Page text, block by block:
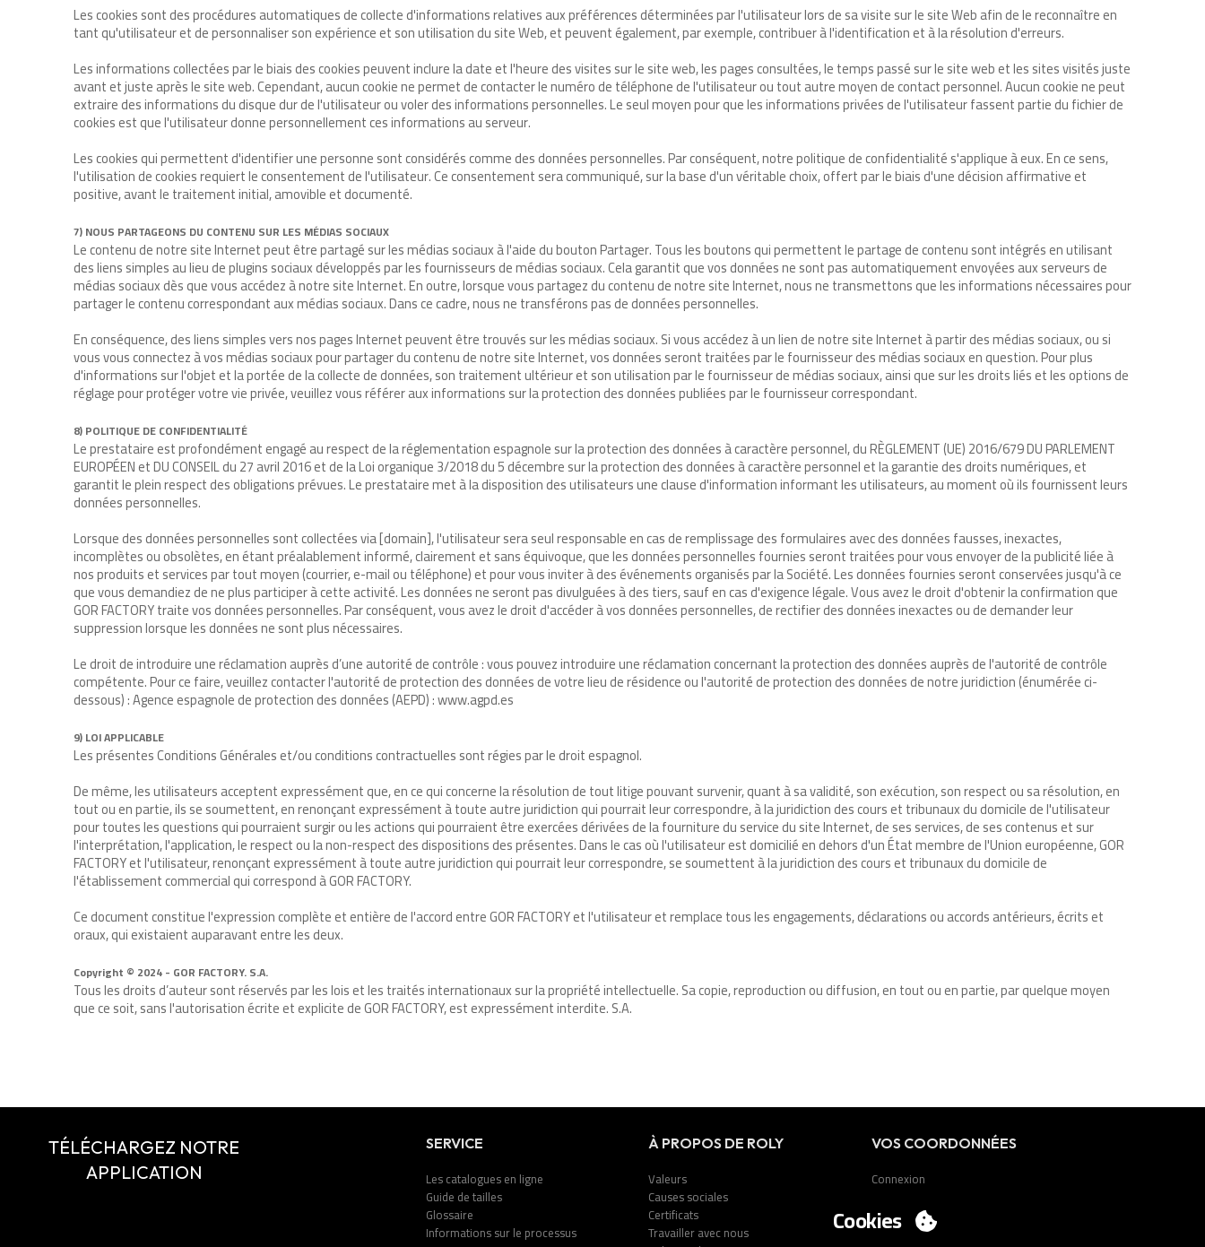
Les cookies sont des procédures automatiques de collecte d'informations relatives aux préférences déterminées par l'utilisateur lors de sa visite sur le site Web afin de le reconnaître en
tant qu'utilisateur et de personnaliser son expérience et son utilisation du site Web, et peuvent également, par exemple, contribuer à l'identification et à la résolution d'erreurs.
Les informations collectées par le biais des cookies peuvent inclure la date et l'heure des visites sur le site web, les pages consultées, le temps passé sur le site web et les sites visités juste
avant et juste après le site web. Cependant, aucun cookie ne permet de contacter le numéro de téléphone de l'utilisateur ou tout autre moyen de contact personnel. Aucun cookie ne peut
extraire des informations du disque dur de l'utilisateur ou voler des informations personnelles. Le seul moyen pour que les informations privées de l'utilisateur fassent partie du fichier de
cookies est que l'utilisateur donne personnellement ces informations au serveur.
Les cookies qui permettent d'identifier une personne sont considérés comme des données personnelles. Par conséquent, notre politique de confidentialité s'applique à eux. En ce sens,
l'utilisation de cookies requiert le consentement de l'utilisateur. Ce consentement sera communiqué, sur la base d'un véritable choix, offert par le biais d'une décision affirmative et
positive, avant le traitement initial, amovible et documenté.
7) NOUS PARTAGEONS DU CONTENU SUR LES MÉDIAS SOCIAUX
Le contenu de notre site Internet peut être partagé sur les médias sociaux à l'aide du bouton Partager. Tous les boutons qui permettent le partage de contenu sont intégrés en utilisant
des liens simples au lieu de plugins sociaux développés par les fournisseurs de médias sociaux. Cela garantit que vos données ne sont pas automatiquement envoyées aux serveurs de
médias sociaux dès que vous accédez à notre site Internet. En outre, lorsque vous partagez du contenu de notre site Internet, nous ne transmettons que les informations nécessaires pour
partager le contenu correspondant aux médias sociaux. Dans ce cadre, nous ne transférons pas de données personnelles.
En conséquence, des liens simples vers nos pages Internet peuvent être trouvés sur les médias sociaux. Si vous accédez à un lien de notre site Internet à partir des médias sociaux, ou si
vous vous connectez à vos médias sociaux pour partager du contenu de notre site Internet, vos données seront traitées par le fournisseur des médias sociaux en question. Pour plus
d'informations sur l'objet et la portée de la collecte de données, son traitement ultérieur et son utilisation par le fournisseur de médias sociaux, ainsi que sur les droits liés et les options de
réglage pour protéger votre vie privée, veuillez vous référer aux informations sur la protection des données publiées par le fournisseur correspondant.
8) POLITIQUE DE CONFIDENTIALITÉ
Le prestataire est profondément engagé au respect de la réglementation espagnole sur la protection des données à caractère personnel, du RÈGLEMENT (UE) 2016/679 DU PARLEMENT
EUROPÉEN et DU CONSEIL du 27 avril 2016 et de la Loi organique 3/2018 du 5 décembre sur la protection des données à caractère personnel et la garantie des droits numériques, et
garantit le plein respect des obligations prévues. Le prestataire met à la disposition des utilisateurs une clause d'information informant les utilisateurs, au moment où ils fournissent leurs
données personnelles.
Lorsque des données personnelles sont collectées via [domain], l'utilisateur sera seul responsable en cas de remplissage des formulaires avec des données fausses, inexactes,
incomplètes ou obsolètes, en étant préalablement informé, clairement et sans équivoque, que les données personnelles fournies seront traitées pour vous envoyer de la publicité liée à
nos produits et services par tout moyen (courrier, e-mail ou téléphone) et pour vous inviter à des événements organisés par la Société. Les données fournies seront conservées jusqu'à ce
que vous demandiez de ne plus participer à cette activité. Les données ne seront pas divulguées à des tiers, sauf en cas d'exigence légale. Vous avez le droit d'obtenir la confirmation que
GOR FACTORY traite vos données personnelles. Par conséquent, vous avez le droit d'accéder à vos données personnelles, de rectifier des données inexactes ou de demander leur
suppression lorsque les données ne sont plus nécessaires.
Le droit de introduire une réclamation auprès d’une autorité de contrôle : vous pouvez introduire une réclamation concernant la protection des données auprès de l'autorité de contrôle
compétente. Pour ce faire, veuillez contacter l'autorité de protection des données de votre lieu de résidence ou l'autorité de protection des données de notre juridiction (énumérée ci-
dessous) : Agence espagnole de protection des données (AEPD) : www.agpd.es
9) LOI APPLICABLE
Les présentes Conditions Générales et/ou conditions contractuelles sont régies par le droit espagnol.
De même, les utilisateurs acceptent expressément que, en ce qui concerne la résolution de tout litige pouvant survenir, quant à sa validité, son exécution, son respect ou sa résolution, en
tout ou en partie, ils se soumettent, en renonçant expressément à toute autre juridiction qui pourrait leur correspondre, à la juridiction des cours et tribunaux du domicile de l'utilisateur
pour toutes les questions qui pourraient surgir ou les actions qui pourraient être exercées dérivées de la fourniture du service du site Internet, de ses services, de ses contenus et sur
l'interprétation, l'application, le respect ou la non-respect des dispositions des présentes. Dans le cas où l'utilisateur est domicilié en dehors d'un État membre de l'Union européenne, GOR
FACTORY et l'utilisateur, renonçant expressément à toute autre juridiction qui pourrait leur correspondre, se soumettent à la juridiction des cours et tribunaux du domicile de
l'établissement commercial qui correspond à GOR FACTORY.
Ce document constitue l'expression complète et entière de l'accord entre GOR FACTORY et l'utilisateur et remplace tous les engagements, déclarations ou accords antérieurs, écrits et
oraux, qui existaient auparavant entre les deux.
Copyright © 2024 - GOR FACTORY. S.A.
Tous les droits d’auteur sont réservés par les lois et les traités internationaux sur la propriété intellectuelle. Sa copie, reproduction ou diffusion, en tout ou en partie, par quelque moyen
que ce soit, sans l'autorisation écrite et explicite de GOR FACTORY, est expressément interdite. S.A.
TÉLÉCHARGEZ NOTRE
APPLICATION
SERVICE
Les catalogues en ligne
Guide de tailles
Glossaire
Informations sur le processus
À PROPOS DE ROLY
Valeurs
Causes sociales
Certificats
Travailler avec nous
VOS COORDONNÉES
Connexion
Contact
Cookies